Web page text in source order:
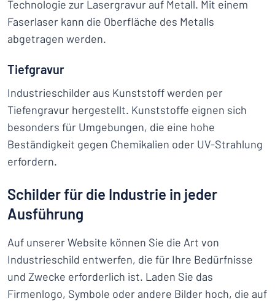
Technologie zur Lasergravur auf Metall. Mit einem
Faserlaser kann die Oberfläche des Metalls
abgetragen werden.
Tiefgravur
Industrieschilder aus Kunststoff werden per
Tiefengravur hergestellt. Kunststoffe eignen sich
besonders für Umgebungen, die eine hohe
Beständigkeit gegen Chemikalien oder UV-Strahlung
erfordern.
Schilder für die Industrie in jeder
Ausführung
Auf unserer Website können Sie die Art von
Industrieschild entwerfen, die für Ihre Bedürfnisse
und Zwecke erforderlich ist. Laden Sie das
Firmenlogo, Symbole oder andere Bilder hoch, die auf